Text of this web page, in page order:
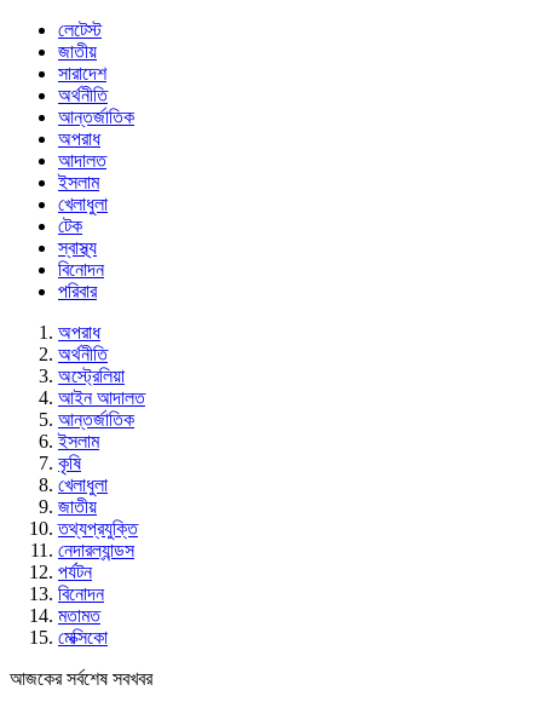
লেটেস্ট
জাতীয়
সারাদেশ
অর্থনীতি
আন্তর্জাতিক
অপরাধ
আদালত
ইসলাম
খেলাধুলা
টেক
স্বাস্থ্য
বিনোদন
পরিবার
অপরাধ
অর্থনীতি
অস্ট্রেলিয়া
আইন আদালত
আন্তর্জাতিক
ইসলাম
কৃষি
খেলাধুলা
জাতীয়
তথ্যপ্রযুক্তি
নেদারল্যান্ডস
পর্যটন
বিনোদন
মতামত
মেক্সিকো
আজকের সর্বশেষ সবখবর